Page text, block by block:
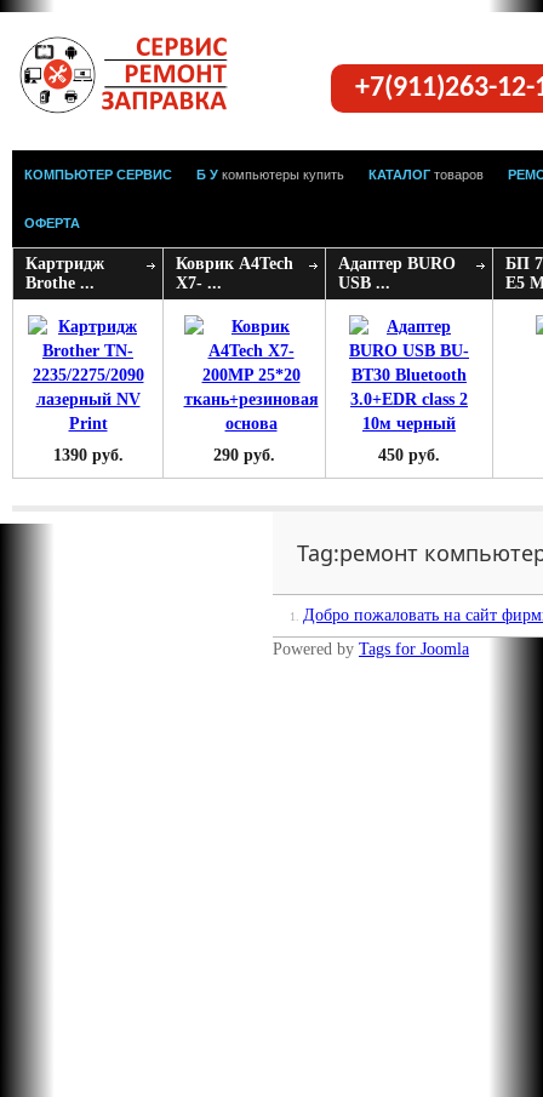
+7(911)263-
КОМПЬЮТЕР СЕРВИС Б У компьютеры купить КАТАЛОГ товаров
ОФЕРТА
Картридж
Brothe ...
1390 руб.
Коврик A4Tech
X7- ...
290 руб.
Адаптер BURO
USB ...
450 руб.
БП
E5
Tag:ремонт
1. Добро пожаловать на сайт
Powered by Tags for Joomla